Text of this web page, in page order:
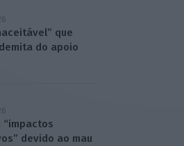
que
do apoio
“impactos
devido ao mau